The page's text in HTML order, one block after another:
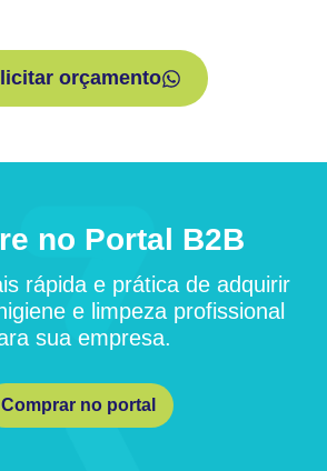
orçamento
no Portal B2B
rápida e prática de adquirir
e limpeza profissional
sua empresa.
Comprar no portal